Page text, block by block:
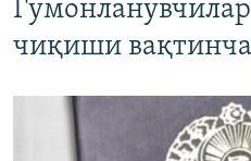
чиқиши